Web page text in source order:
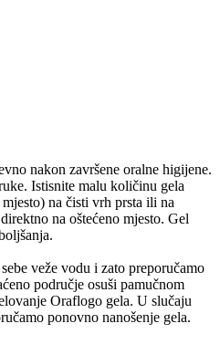
nakon završene oralne higijene.
Istisnite malu količinu gela
na čisti vrh prsta ili na
na oštećeno mjesto. Gel
veže vodu i zato preporučamo
područje osuši pamučnom
Oraflogo gela. U slučaju
ponovno nanošenje gela.